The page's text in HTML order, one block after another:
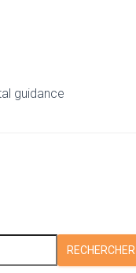
guidance
RECHERCHER